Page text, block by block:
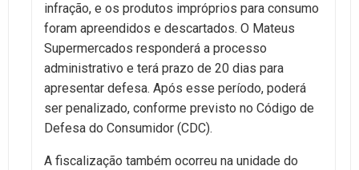
infração, e os produtos impróprios para consumo
foram apreendidos e descartados. O Mateus
Supermercados responderá a processo
administrativo e terá prazo de 20 dias para
apresentar defesa. Após esse período, poderá
ser penalizado, conforme previsto no Código de
Defesa do Consumidor (CDC).
A fiscalização também ocorreu na unidade do